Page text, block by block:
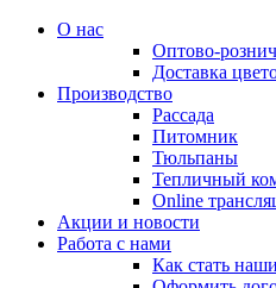
О нас
Оптово-
Доставка
Производство
Рассада
Питомник
Тюльпаны
Тепличный
Online
Акции и новости
Работа с нами
Как стать